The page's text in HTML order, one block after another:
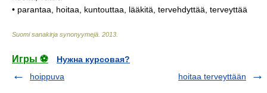
• parantaa, hoitaa, kuntouttaa, lääkitä, tervehdyttää, terveyttää
Suomi sanakirja synonyymejä 2013
Игры ⚽
Нужна курсовая?
hoippuva
hoitaa terveyttään